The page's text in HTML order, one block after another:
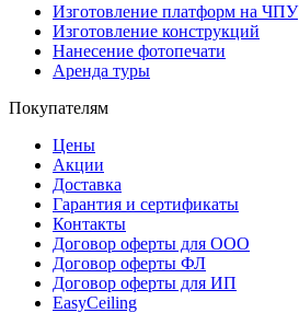
Изготовление платформ на ЧПУ
Изготовление конструкций
Нанесение фотопечати
Аренда туры
Покупателям
Цены
Акции
Доставка
Гарантия и сертификаты
Контакты
Договор оферты для ООО
Договор оферты ФЛ
Договор оферты для ИП
EasyCeiling